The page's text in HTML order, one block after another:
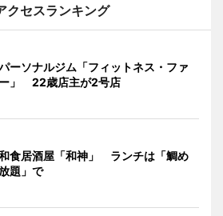
クセスランキング
ーソナルジム「フィットネス・ファ
」 22歳店主が2号店
食居酒屋「和神」 ランチは「鯛め
題」で